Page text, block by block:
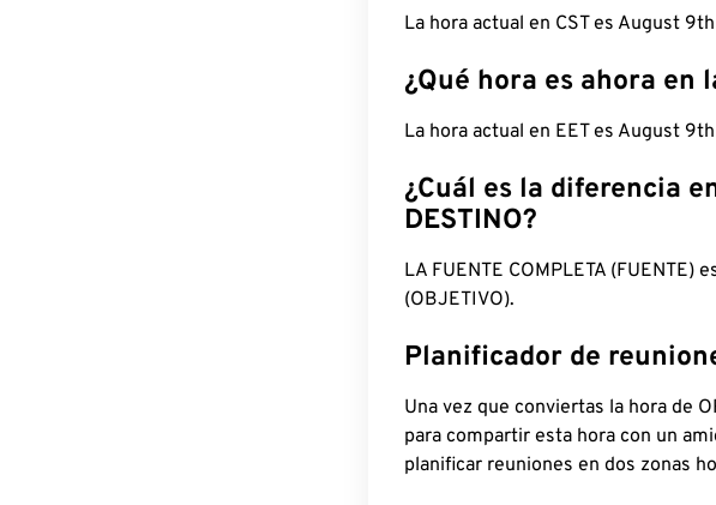
La hora actual en CST es August
¿Qué hora es ahora en
La hora actual en EET es August
¿Cuál es la diferencia
DESTINO?
LA FUENTE COMPLETA (FUENTE)
(OBJETIVO).
Planificador de
Una vez que conviertas la hora de
para compartir esta hora con un
planificar reuniones en dos zonas